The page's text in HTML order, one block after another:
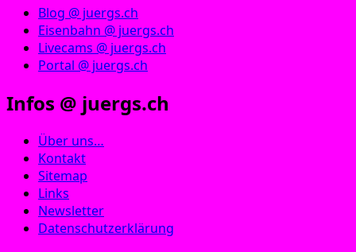
Blog @ juergs.ch
Eisenbahn @ juergs.ch
Livecams @ juergs.ch
Portal @ juergs.ch
Infos @ juergs.ch
Über uns…
Kontakt
Sitemap
Links
Newsletter
Datenschutzerklärung